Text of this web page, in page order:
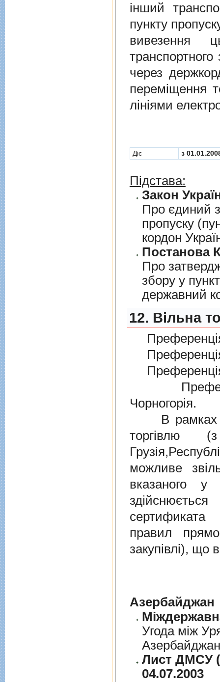
iнший
пункту
вивезення
через
перемiщення
лiнiями
Діє з
Підстава:
Закон
Про єдиний
пропуску
кордон
Постанова
Про
збору у
державний
12. Вільна
Чорногорія.
В рамках
торгiвлю
можливе
вказаного у
правил
закупівлі), що
Азербайджан
Угода між
Лист ДМСУ
04.07.2003